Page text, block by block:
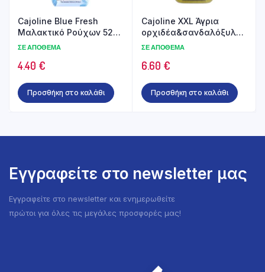
Cajoline Blue Fresh
Μαλακτικό Ρούχων 52Μ
1196ml
ΣΕ ΑΠΌΘΕΜΑ
4.40 €
Προσθήκη στο καλάθι
Cajoline XXL Άγρια
ορχιδέα&σανδαλόξυλο
80Μ Μαλακτικό Ρούχων
ΣΕ ΑΠΌΘΕΜΑ
6.60 €
Προσθήκη στο καλάθι
Εγγραφείτε στο newsletter μας
Εγγραφείτε στο newsletter και ενημερωθείτε
πρώτοι για όλες τις μεγάλες προσφορές μας!